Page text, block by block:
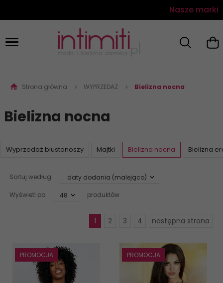
Nasze marki
Strona główna WYPRZEDAŻ Bielizna nocna
Bielizna nocna
Wyprzedaż biustonoszy Majtki Bielizna nocna Bielizna
Sortuj według: daty dodania (malejąco)
Wyświetl po 48 produktów
1 2 3 4 następna strona
PROMOCJA PROMOCJA